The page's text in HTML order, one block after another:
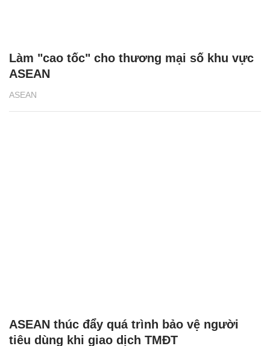
ASEAN
Làm "cao tốc" cho thương mại số khu vực
ASEAN
ASEAN thúc đẩy quá trình bảo vệ người
tiêu dùng khi giao dịch TMĐT